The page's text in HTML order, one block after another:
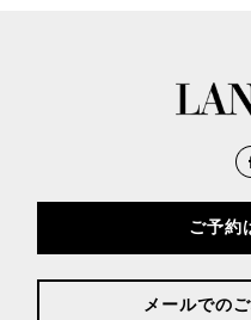
ご予約
メールでの